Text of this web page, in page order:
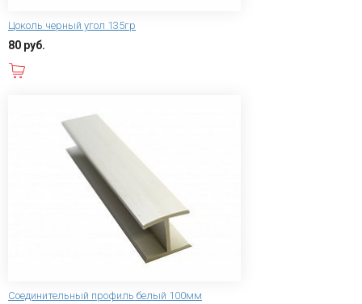
Цоколь черный угол 135гр
80 руб.
Соединительный профиль белый 100мм